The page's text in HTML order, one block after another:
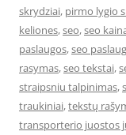
skrydziai, pirmo lygio
keliones,seo,seo
paslaugos,seo
rasymas,seo tekstai,
straipsniu talpinimas,
traukiniai,tekstų
transporterio juostos